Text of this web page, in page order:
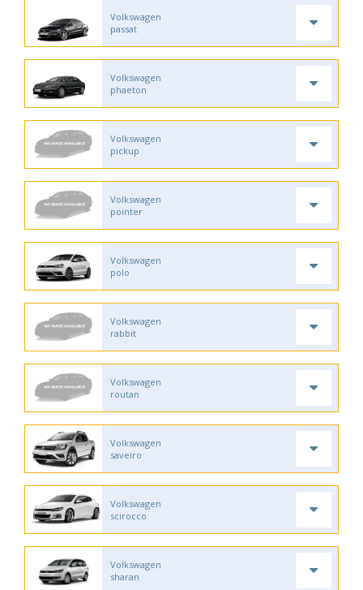
Volkswagen
passat
Volkswagen
phaeton
Volkswagen
pickup
Volkswagen
pointer
Volkswagen
polo
Volkswagen
rabbit
Volkswagen
routan
Volkswagen
saveiro
Volkswagen
scirocco
Volkswagen
sharan